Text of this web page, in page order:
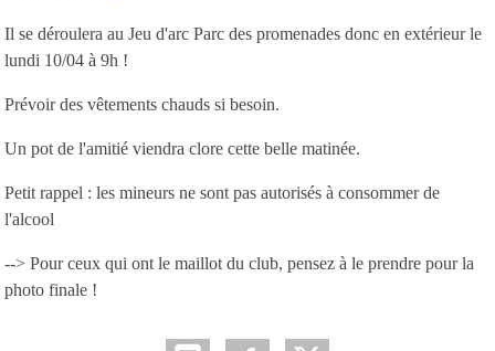
Il se déroulera au Jeu d'arc Parc des promenades donc en extérieur le
lundi 10/04 à 9h !
Prévoir des vêtements chauds si besoin.
Un pot de l'amitié viendra clore cette belle matinée.
Petit rappel : les mineurs ne sont pas autorisés à consommer de
l'alcool
--> Pour ceux qui ont le maillot du club, pensez à le prendre pour la
photo finale !